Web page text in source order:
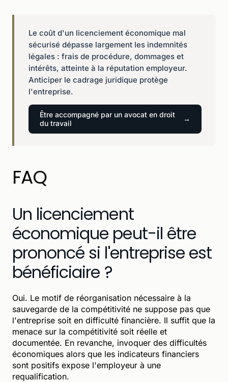
Le coût d'un licenciement économique mal
sécurisé dépasse largement les indemnités
légales : frais de procédure, dommages et
intérêts, atteinte à la réputation employeur.
Anticiper le cadrage juridique protège
l'entreprise.
Être accompagné par un avocat en droit
du travail
FAQ
Un licenciement
économique peut-il être
prononcé si l'entreprise est
bénéficiaire ?
Oui. Le motif de réorganisation nécessaire à la
sauvegarde de la compétitivité ne suppose pas que
l'entreprise soit en difficulté financière. Il suffit que la
menace sur la compétitivité soit réelle et
documentée. En revanche, invoquer des difficultés
économiques alors que les indicateurs financiers
sont positifs expose l'employeur à une
requalification.